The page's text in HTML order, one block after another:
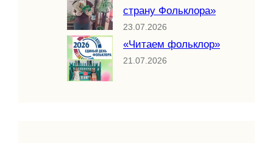
страну Фольклора»
23.07.2026
«Читаем фольклор»
21.07.2026